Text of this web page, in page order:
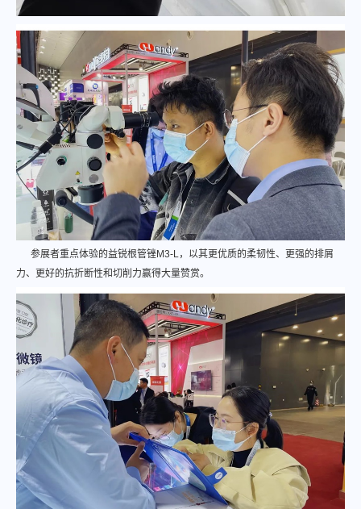
参展者重点体验的益锐根管锉M3-L，以其更优质的柔韧性、更强的排屑
力、更好的抗折断性和切削力赢得大量赞赏。